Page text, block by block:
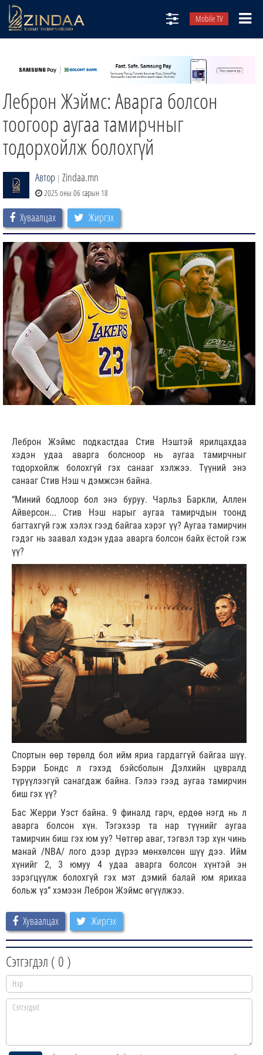
Mobile TV
ТВ8
ӨГЛӨӨНИЙ СОНИН
АУДИО ЗОХИОЛ
ЗИНДАА СЭТГҮҮЛ
Леброн Жэймс: Аварга болсон
тоогоор аугаа тамирчныг
тодорхойлж болохгүй
Автор | Zindaa.mn
2025 оны 06 сарын 18
Хуваалцах Жиргэх
Леброн Жэймс подкастдаа Стив Нэштэй ярилцахдаа
хэдэн удаа аварга болсноор нь аугаа тамирчныг
тодорхойлж болохгүй гэх санааг хэлжээ. Түүний энэ
санааг Стив Нэш ч дэмжсэн байна.
“Миний бодлоор бол энэ буруу. Чарльз Баркли, Аллен
Айверсон... Стив Нэш нарыг аугаа тамирчдын тоонд
багтахгүй гэж хэлэх гээд байгаа хэрэг үү? Аугаа тамирчин
гэдэг нь заавал хэдэн удаа аварга болсон байх ёстой гэж
үү?
Спортын өөр төрөлд бол ийм яриа гардаггүй байгаа шүү.
Бэрри Бондс л гэхэд бэйсболын Дэлхийн цувралд
түрүүлээгүй санагдаж байна. Гэлээ гээд аугаа тамирчин
биш гэх үү?
Бас Жерри Уэст байна. 9 финалд гарч, ердөө нэгд нь л
аварга болсон хүн. Тэгэхээр та нар түүнийг аугаа
тамирчин биш гэх юм уу? Чөтгөр аваг, тэгвэл тэр хүн чинь
манай /NBA/лого дээр дүрээ мөнхөлсөн шүү дээ. Ийм
хүнийг 2, 3 юмуу 4 удаа аварга болсон хүнтэй эн
зэрэгцүүлж болохгүй гэх мэт дэмий балай юм ярихаа
больж үз” хэмээн Леброн Жэймс өгүүлжээ.
Хуваалцах Жиргэх
Сэтгэгдэл ( 0 )